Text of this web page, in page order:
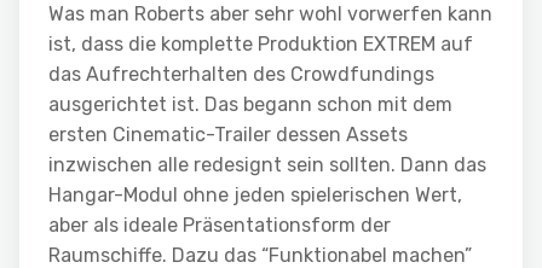
Was man Roberts aber sehr wohl vorwerfen kann
ist, dass die komplette Produktion EXTREM auf
das Aufrechterhalten des Crowdfundings
ausgerichtet ist. Das begann schon mit dem
ersten Cinematic-Trailer dessen Assets
inzwischen alle redesignt sein sollten. Dann das
Hangar-Modul ohne jeden spielerischen Wert,
aber als ideale Präsentationsform der
Raumschiffe. Dazu das “Funktionabel machen”